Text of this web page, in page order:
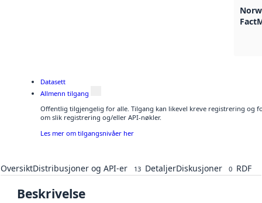
Datasett
Allmenn tilgang
Offentlig tilgjengelig for alle. Tilgang kan likevel kreve registrering og
om slik registrering og/eller API-nøkler.
Les mer om tilgangsnivåer her
OversiktDistribusjoner og API-er 13 DetaljerDiskusjoner 0 RDF
Beskrivelse